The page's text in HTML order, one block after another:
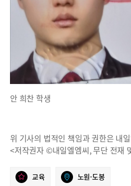
안 희찬 학생
위 기사의 법적인 책임과 권한은 내
<저작권자 ©내일엘엠씨, 무단 전재
교육 노원·도봉